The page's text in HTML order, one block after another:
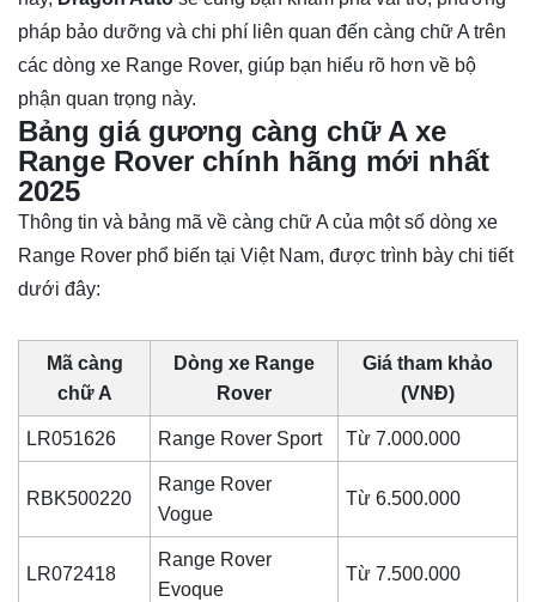
pháp bảo dưỡng và chi phí liên quan đến càng chữ A trên
các dòng xe Range Rover, giúp bạn hiểu rõ hơn về bộ
phận quan trọng này.
Bảng giá gương càng chữ A xe
Range Rover chính hãng mới nhất
2025
Thông tin và bảng mã về càng chữ A của một số dòng xe
Range Rover phổ biến tại Việt Nam, được trình bày chi tiết
dưới đây:
Mã càng
chữ A
Dòng xe Range
Rover
Giá tham khảo
(VNĐ)
LR051626 Range Rover Sport Từ 7.000.000
RBK500220
Range Rover
Vogue
Từ 6.500.000
LR072418
Range Rover
Evoque
Từ 7.500.000